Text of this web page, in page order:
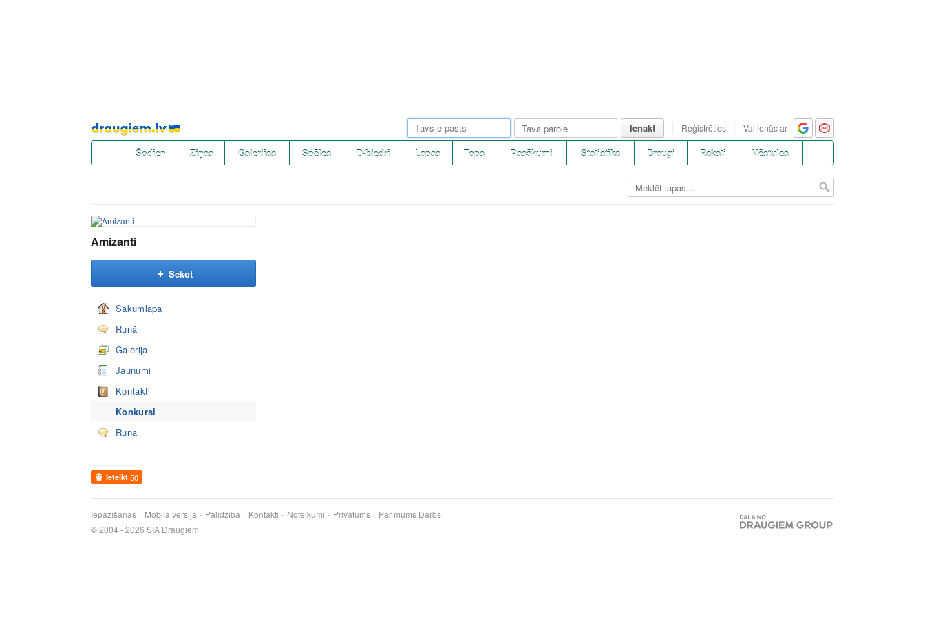
Pāriet
uz
saturu
Ienākt Reģistrēties Vai ienāc ar
Šodien Ziņas Galerijas Spēles D-biedri Lapas Tops Pasākumi Statistika Draugi Raksti Vēstules
Amizanti
Sekot
Sākumlapa
Runā
Galerija
Jaunumi
Kontakti
Konkursi
Runā
Ieteikt 50
Iepazīšanās Mobilā versija Palīdzība Kontakti Noteikumi Privātums Par mums Darbs
© 2004 - 2026 SIA Draugiem